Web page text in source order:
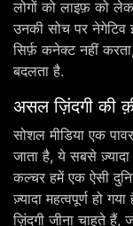
लोगों को लाइफ़ को
उनकी सोच पर नेगेटिव
सिर्फ़ कनेक्ट नहीं
बदलता है.
असल ज़िंदगी की
सोशल मीडिया एक
जाता है, ये सबसे
कल्चर हमें एक ऐसी
ज़्यादा महत्वपूर्ण हो
ज़िंदगी जीना चाहते हैं,